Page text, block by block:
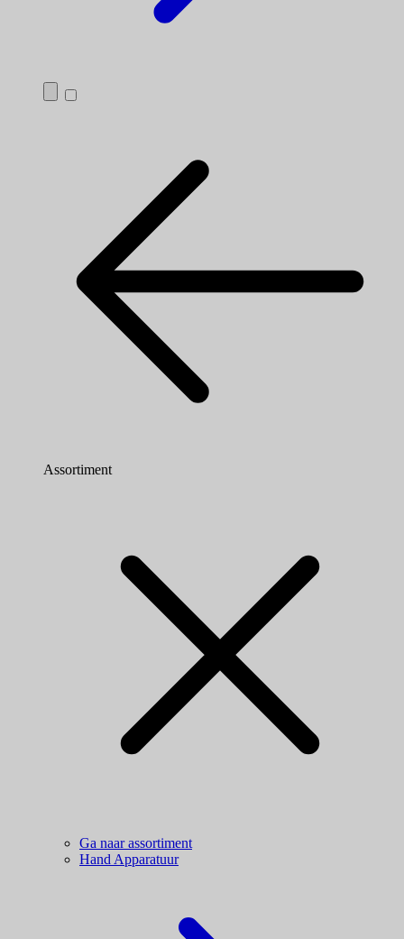
Assortiment
Ga naar assortiment
Hand Apparatuur